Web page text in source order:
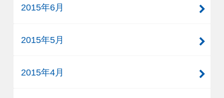
2015年6月
2015年5月
2015年4月